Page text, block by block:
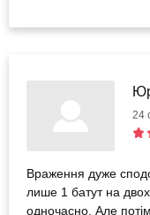
24
Враження дуже
лише 1 батут на
одночасно. Але